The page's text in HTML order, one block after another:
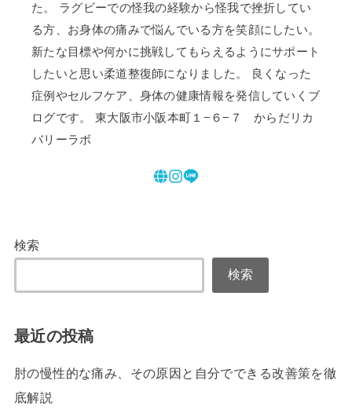
た。 ラグビーでの怪我の経験から怪我で挫折してい
る方、お身体の痛みで悩んでいる方を笑顔にしたい。
新たな目標や何かに挑戦してもらえるようにサポート
したいと思い柔道整復師になりました。 良くなった
症例やセルフケア、身体の健康情報を発信していくブ
ログです。 東大阪市小阪本町１−６−７ からだリカ
バリーラボ
検索
検索
最近の投稿
肘の慢性的な痛み、その原因と自分でできる改善策を徹
底解説